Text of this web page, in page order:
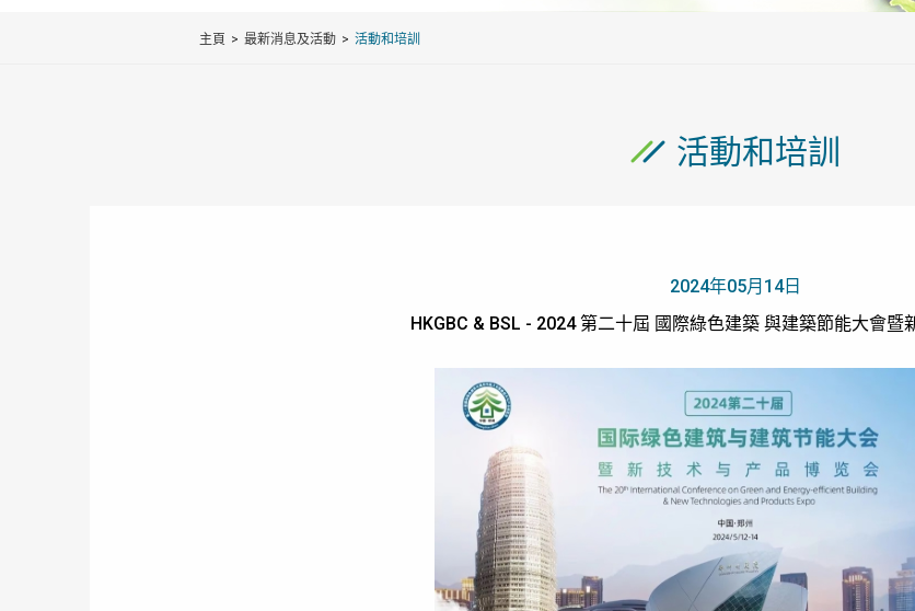
主頁 最新消息及活動 活動和培訓
活動和培訓
2024年05月14日
HKGBC & BSL - 2024 第二十屆 國際綠色建築 與建築節能大會暨